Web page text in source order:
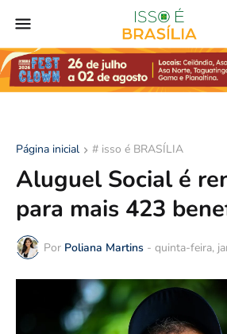
Página inicial # isso é BRASÍLIA
Aluguel Social é
para mais 423
Por Poliana Martins - quinta-feira,